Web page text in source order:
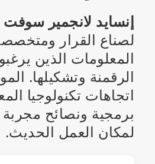
إنسايد لانجمير سوفت
لصناع القرار
المعلومات الذين
الرقمنة وتشكيلها.
اتجاهات تكنولوجيا
برمجية ونصائح
لمكان العمل الحديث.